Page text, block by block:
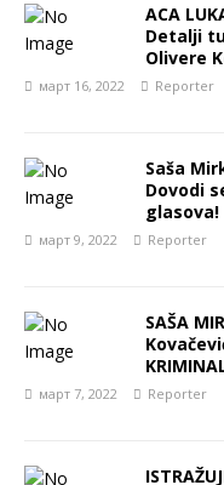
ACA
Detalji
Olivere
март 16, 2022 Reporter
Saša
Dovodi
glasova!
март 9, 2022 Reporter
SAŠA
март 7, 2022 Reporter